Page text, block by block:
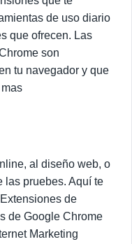
de uso diario
que ofrecen. Las
son
tu navegador y que
al diseño web, o
las pruebes. Aquí te
de
de Google Chrome
Marketing